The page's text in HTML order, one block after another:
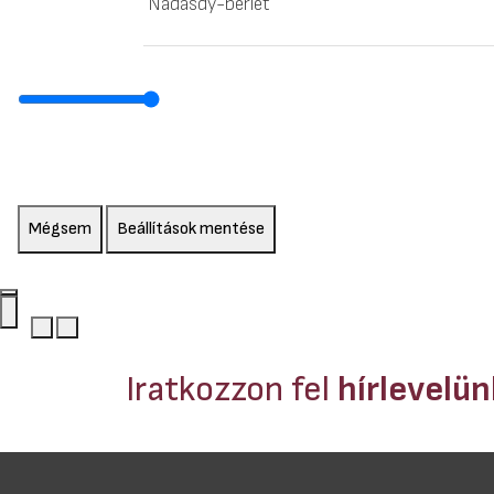
Nádasdy-bérlet
Mégsem Beállítások mentése
Iratkozzon fel